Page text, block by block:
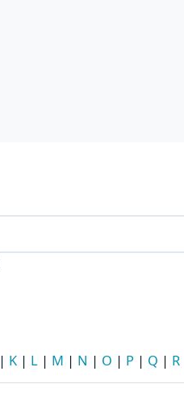
| K | L | M | N | O | P | Q | R